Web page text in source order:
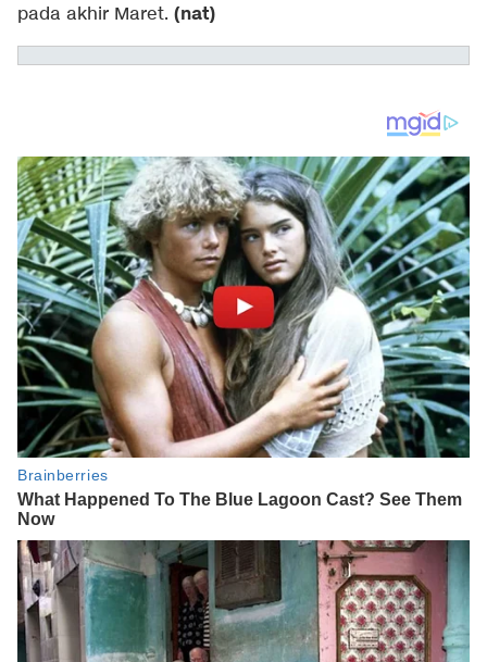
pada akhir Maret. (nat)